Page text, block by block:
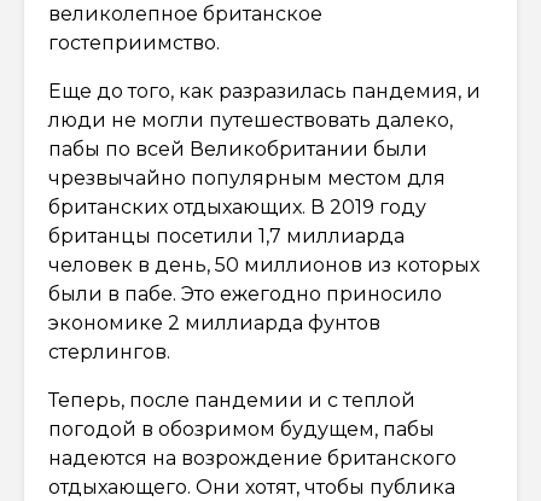
великолепное британское
гостеприимство.
Еще до того, как разразилась пандемия, и
люди не могли путешествовать далеко,
пабы по всей Великобритании были
чрезвычайно популярным местом для
британских отдыхающих. В 2019 году
британцы посетили 1,7 миллиарда
человек в день, 50 миллионов из которых
были в пабе. Это ежегодно приносило
экономике 2 миллиарда фунтов
стерлингов.
Теперь, после пандемии и с теплой
погодой в обозримом будущем, пабы
надеются на возрождение британского
отдыхающего. Они хотят, чтобы публика